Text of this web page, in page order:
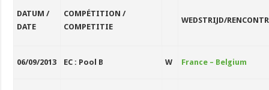
DATUM /
DATE
COMPÉTITION /
COMPETITIE
WEDSTRIJD/
06/09/2013 EC : Pool B W France – Belgium